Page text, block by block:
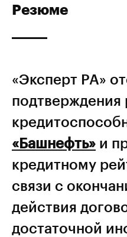
Резюме
«Эксперт РА»
подтверждения
«Башнефть» и
кредитному
связи с
действия
достаточной